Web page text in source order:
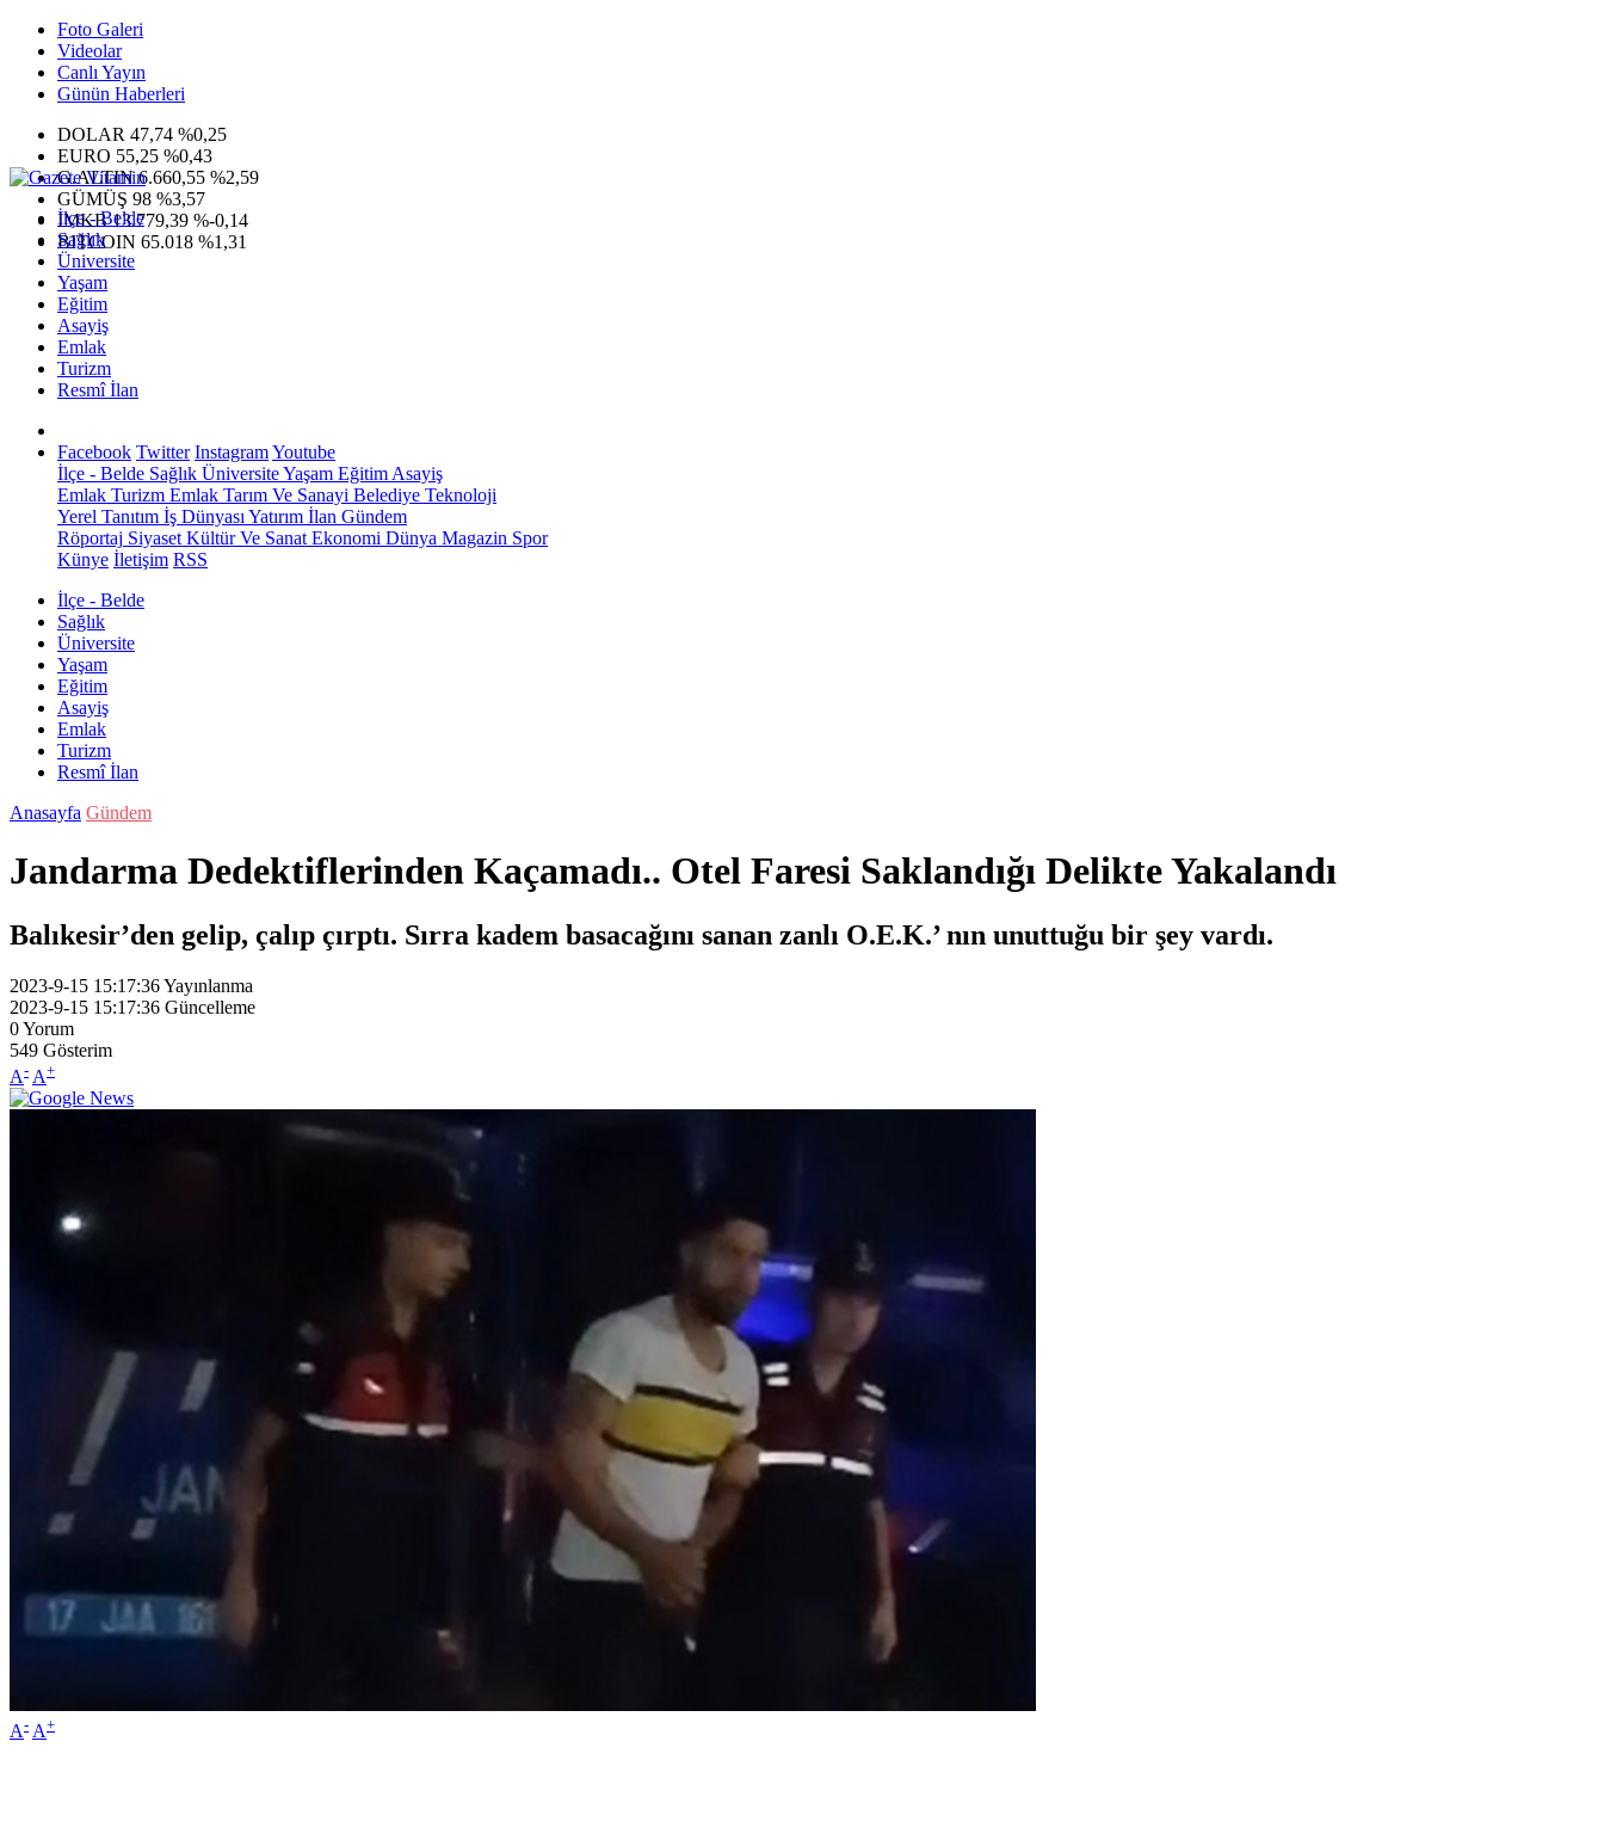
Foto Galeri
Videolar
Canlı Yayın
Günün Haberleri
DOLAR 47,74 %0,25
EURO 55,25 %0,43
G.ALTIN6.660,55 %2,59
GÜMÜŞ 98 %3,57
IMKB13.779,39 %-0,14
BITCOIN 65.018 %1,31
İlçe - Belde
Sağlık
Üniversite
Yaşam
Eğitim
Asayiş
Emlak
Turizm
Resmî İlan
Facebook Twitter InstagramYoutube
İlçe - Belde Sağlık ÜniversiteYaşam Eğitim Asayiş
Emlak Turizm Emlak Tarım Ve Sanayi Belediye Teknoloji
Yerel Tanıtım İş Dünyası Yatırım İlan Gündem
Röportaj Siyaset Kültür Ve Sanat Ekonomi Dünya Magazin Spor
Künye İletişim RSS
İlçe - Belde
Sağlık
Üniversite
Yaşam
Eğitim
Asayiş
Emlak
Turizm
Resmî İlan
Anasayfa Gündem
Jandarma Dedektiflerinden Kaçamadı.. Otel Faresi Saklandığı Delikte Yakalandı
Balıkesir’den gelip, çalıp çırptı. Sırra kadem basacağını sanan zanlı O.E.K.’ nın unuttuğu bir şey vardı.
2023-9-15 15:17:36Yayınlanma
2023-9-15 15:17:36 Güncelleme
0Yorum
549 Gösterim
A- A+
A- A+